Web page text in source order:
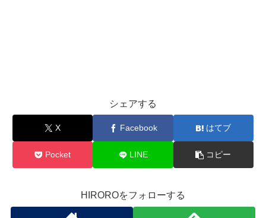
シェアする
X Facebook はてブ
Pocket LINE コピー
HIROROをフォローする